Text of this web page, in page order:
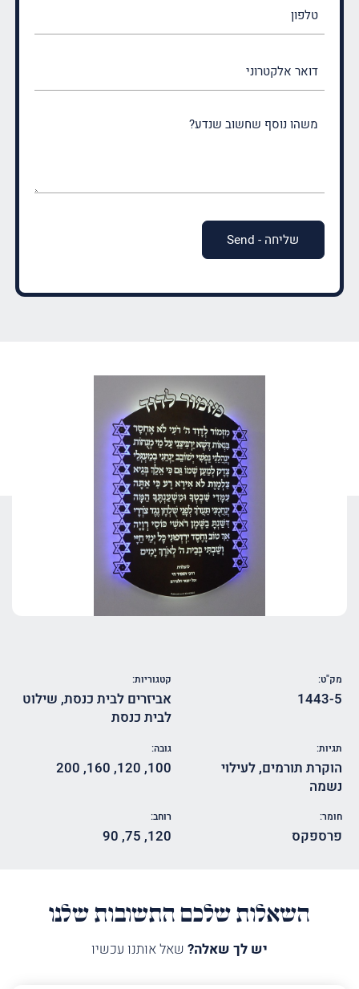
מק"ט:
1443-5
קטגוריות:
אביזרים לבית כנסת, שילוט
לבית כנסת
תגיות:
הוקרת תורמים, לעילוי
נשמה
גובה:
100
,
120
,
160
,
200
חומר:
פרספקס
רוחב:
120
,
75
,
90
השאלות שלכם התשובות שלנו
יש לך שאלה? שאל אותנו עכשיו